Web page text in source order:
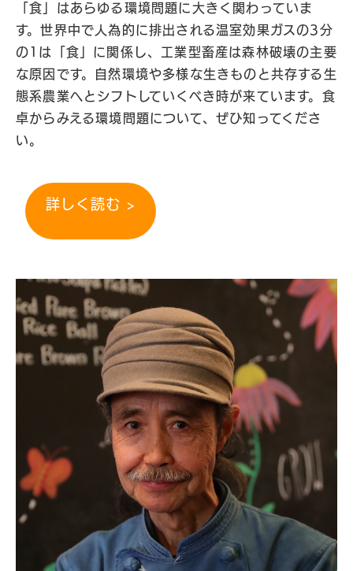
「食」はあらゆる環境問題に大きく関わっていま
す。世界中で人為的に排出される温室効果ガスの3分
の1は「食」に関係し、工業型畜産は森林破壊の主要
な原因です。自然環境や多様な生きものと共存する生
態系農業へとシフトしていくべき時が来ています。食
卓からみえる環境問題について、ぜひ知ってくださ
い。
詳しく読む >